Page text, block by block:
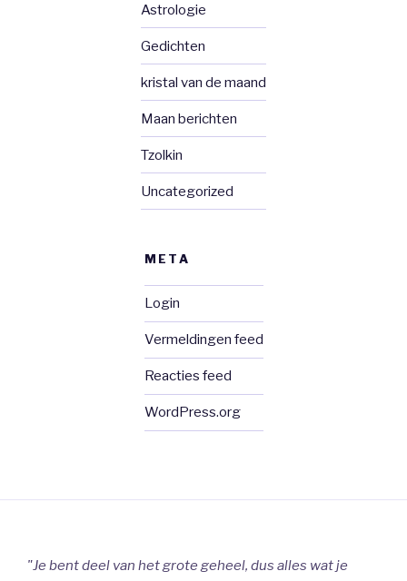
Astrologie
Gedichten
kristal van de maand
Maan berichten
Tzolkin
Uncategorized
META
Login
Vermeldingen feed
Reacties feed
WordPress.org
"Je bent deel van het grote geheel, dus alles wat je